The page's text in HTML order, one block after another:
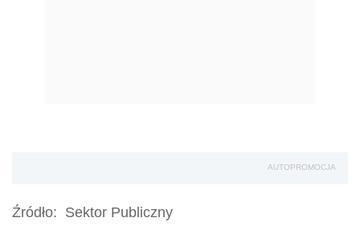
AUTOPROMOCJA
Źródło: Sektor Publiczny